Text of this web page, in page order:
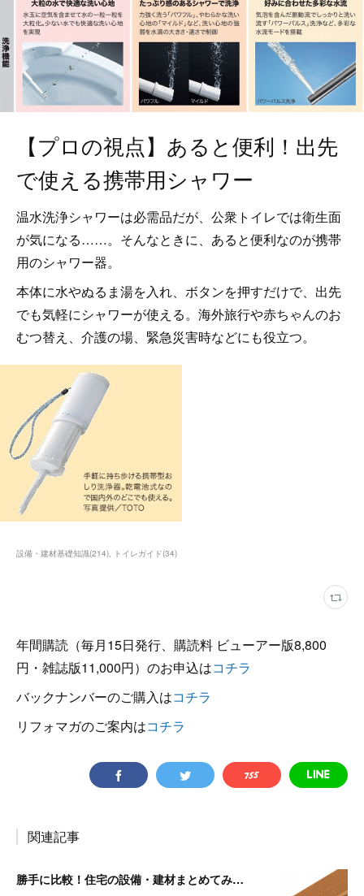
【プロの視点】あると便利！出先
で使える携帯用シャワー
温水洗浄シャワーは必需品だが、公衆トイレでは衛生面
が気になる……。そんなときに、あると便利なのが携帯
用のシャワー器。
本体に水やぬるま湯を入れ、ボタンを押すだけで、出先
でも気軽にシャワーが使える。海外旅行や赤ちゃんのお
むつ替え、介護の場、緊急災害時などにも役立つ。
設備・建材基礎知識(214) トイレガイド(34)
年間購読（毎月15日発行、購読料 ビューアー版8,800
円・雑誌版11,000円）のお申込はコチラ
バックナンバーのご購入はコチラ
リフォマガのご案内はコチラ
関連記事
勝手に比較！住宅の設備・建材まとめてみました！～見切り材編